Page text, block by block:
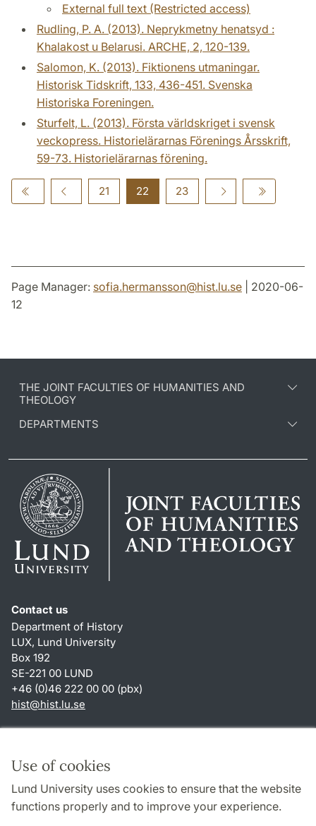
Use of cookies
Lund University uses cookies to ensure that the website
functions properly and to improve your experience.
External full text (Restricted access)
Rudling, P. A. (2013). Neprykmetny henatsyd :
Khalakost u Belarusi. ARCHE, 2, 120-139.
Salomon, K. (2013). Fiktionens utmaningar.
Historisk Tidskrift, 133, 436-451. Svenska
Historiska Foreningen.
Sturfelt, L. (2013). Första världskriget i svensk
veckopress. Historielärarnas Förenings Årsskrift,
59-73. Historielärarnas förening.
21 22 23
Page Manager: sofia.hermansson@hist.lu.se | 2020-06-
12
THE JOINT FACULTIES OF HUMANITIES AND
THEOLOGY
DEPARTMENTS
Contact us
Department of History
LUX, Lund University
Box 192
SE-221 00 LUND
+46 (0)46 222 00 00 (pbx)
hist@hist.lu.se
About this website and cookies
Privacy policy
Accessibility